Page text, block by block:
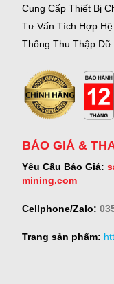
Cung Cấp Thiết Bị
Tư Vấn Tích Hợp
Thống Thu Thập Dữ
BÁO GIÁ &
Yêu Cầu Báo Giá:
mining.com
Cellphone/Zalo:
Trang sản phẩm: